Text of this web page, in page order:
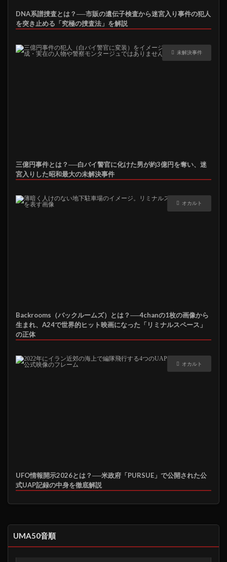
DNA系譜捜査とは？──市販の遺伝子検査から迷宮入り事件の犯人
を突き止める「究極の捜査法」を解説
未解決事件
三億円事件とは？──白バイ警官に化けた男が約3億円を奪い、迷
宮入りした昭和最大の未解決事件
オカルト
Backrooms（バックルームズ）とは？──4chanの1枚の画像から
生まれ、A24で世界的ヒット映画になった「リミナルスペース」
の正体
オカルト
UFO情報開示2026とは？──米政府「PURSUE」で公開された公
式UAP記録の中身を徹底解説
UMA50音順